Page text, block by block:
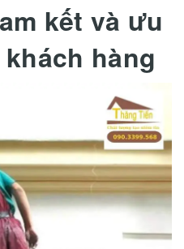
kết và ưu
hàng